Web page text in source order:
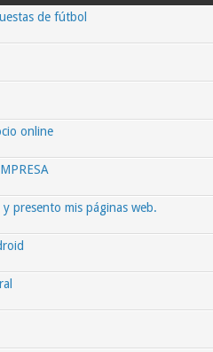
de fútbol
online
presento mis páginas web.